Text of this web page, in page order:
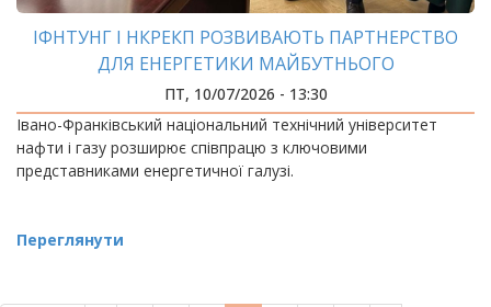
ІФНТУНГ І НКРЕКП РОЗВИВАЮТЬ ПАРТНЕРСТВО
ДЛЯ ЕНЕРГЕТИКИ МАЙБУТНЬОГО
ПТ, 10/07/2026 - 13:30
Івано-Франківський національний технічний університет
нафти і газу розширює співпрацю з ключовими
представниками енергетичної галузі.
Переглянути